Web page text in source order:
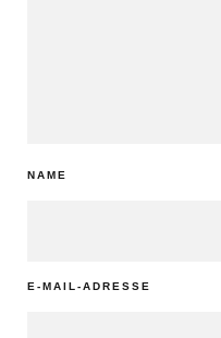
NAME
E-MAIL-ADRESSE